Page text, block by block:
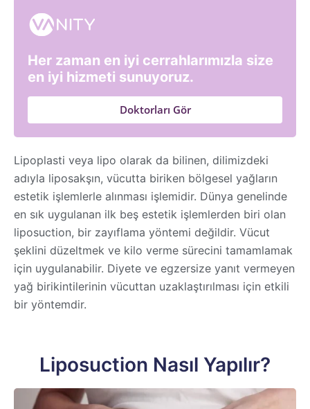
Lipoplasti veya lipo olarak da bilinen, dilimizdeki
adıyla liposakşın, vücutta biriken bölgesel yağların
estetik işlemlerle alınması işlemidir. Dünya genelinde
en sık uygulanan ilk beş estetik işlemlerden biri olan
liposuction, bir zayıflama yöntemi değildir. Vücut
şeklini düzeltmek ve kilo verme sürecini tamamlamak
için uygulanabilir. Diyete ve egzersize yanıt vermeyen
yağ birikintilerinin vücuttan uzaklaştırılması için etkili
bir yöntemdir.
Her zaman en iyi cerrahlarımızla size
en iyi hizmeti sunuyoruz.
Doktorları Gör
Liposuction Nasıl Yapılır?